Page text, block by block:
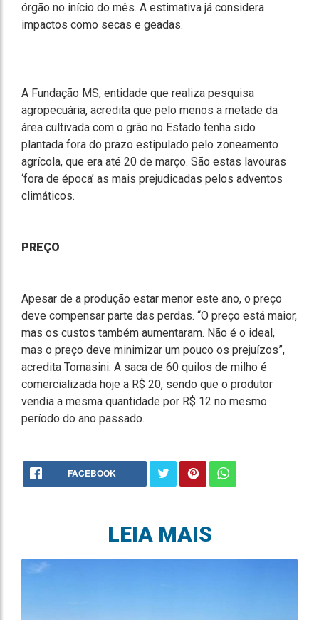
órgão no início do mês. A estimativa já considera
impactos como secas e geadas.
A Fundação MS, entidade que realiza pesquisa
agropecuária, acredita que pelo menos a metade da
área cultivada com o grão no Estado tenha sido
plantada fora do prazo estipulado pelo zoneamento
agrícola, que era até 20 de março. São estas lavouras
‘fora de época’ as mais prejudicadas pelos adventos
climáticos.
PREÇO
Apesar de a produção estar menor este ano, o preço
deve compensar parte das perdas. “O preço está maior,
mas os custos também aumentaram. Não é o ideal,
mas o preço deve minimizar um pouco os prejuízos”,
acredita Tomasini. A saca de 60 quilos de milho é
comercializada hoje a R$ 20, sendo que o produtor
vendia a mesma quantidade por R$ 12 no mesmo
período do ano passado.
FACEBOOK
LEIA MAIS